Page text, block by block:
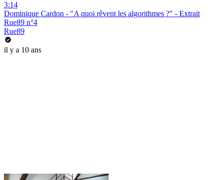
3:14
Dominique Cardon - "A quoi rêvent les algorithmes ?" - Extrait
Rue89 n°4
Rue89
il y a 10 ans